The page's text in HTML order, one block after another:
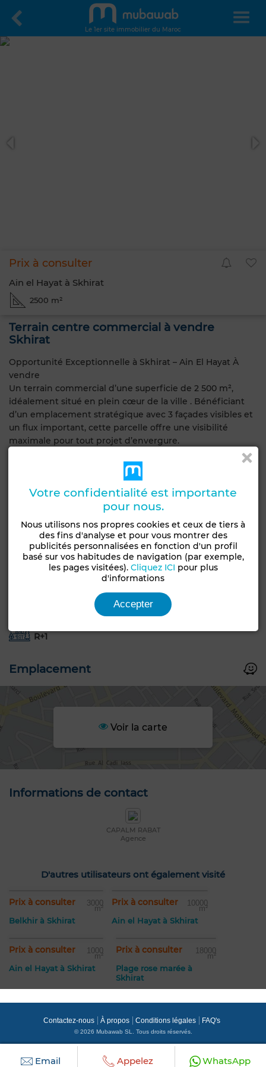
Le 1er site immobilier du Maroc
Prix à consulter
Ain el Hayat à Skhirat
2500 m²
Terrain centre commercial à vendre
Skhirat
Opportunité Exceptionnelle à Skhirat – Ain El Hayat À
vendre
Un terrain commercial d’une superficie de 2 500 m²,
idéalement situé en plein cœur de la ville . Bénéficiant
d’un emplacement stratégique avec 3 façades visibles et
un flux important, cette parcelle offre une visibilité
maximale pour tout projet d’envergure.
Autorisé pour la construction d’un centre commercial en
Prix attractif : 3 500 DH / m²
Saisissez l’opportunité d’investir dans l’un des axes les
plus dynamiques de Skhirat. Pour plus d’informations ou
pour programmer une visite, contactez-nous dès
aujourd’hui.
Caractéristiques générales
Commercial
R+1
Emplacement
Voir la carte
Informations de contact
CAPALM RABAT
Agence
D'autres utilisateurs ont également visité
Prix à consulter 3000
m²
Belkhir à Skhirat
Prix à consulter 10000
m²
Ain el Hayat à Skhirat
Prix à consulter 1000
m²
Ain el Hayat à Skhirat
Prix à consulter 18000
m²
Plage rose marée à
Skhirat
Email Appelez WhatsApp
Contactez-nous À propos Conditions légales FAQ's
© 2026 Mubawab SL. Tous droits réservés.
Votre confidentialité est importante
pour nous.
Nous utilisons nos propres cookies et ceux de tiers à
des fins d'analyse et pour vous montrer des
publicités personnalisées en fonction d'un profil
basé sur vos habitudes de navigation (par exemple,
les pages visitées). Cliquez ICI pour plus
d'informations
Accepter